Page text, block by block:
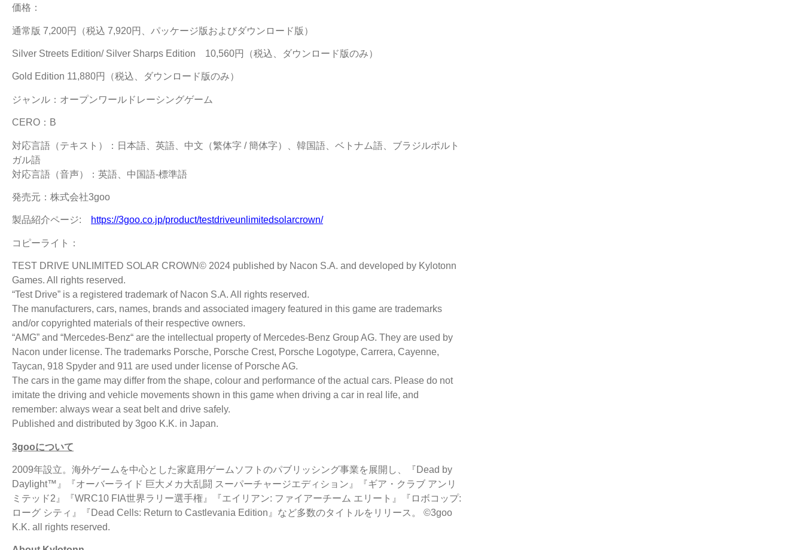
価格：
通常版 7,200円（税込 7,920円、パッケージ版およびダウンロード版）
Silver Streets Edition/ Silver Sharps Edition 10,560円（税込、ダウンロード版のみ）
Gold Edition 11,880円（税込、ダウンロード版のみ）
ジャンル：オープンワールドレーシングゲーム
CERO：B
対応言語（テキスト）：日本語、英語、中文（繁体字 / 簡体字）、韓国語、ベトナム語、ブラジルポルト
ガル語
対応言語（音声）：英語、中国語-標準語
発売元：株式会社3goo
製品紹介ページ: https://3goo.co.jp/product/testdriveunlimitedsolarcrown/
コピーライト：
TEST DRIVE UNLIMITED SOLAR CROWN© 2024 published by Nacon S.A. and developed by Kylotonn
Games. All rights reserved.
“Test Drive” is a registered trademark of Nacon S.A. All rights reserved.
The manufacturers, cars, names, brands and associated imagery featured in this game are trademarks
and/or copyrighted materials of their respective owners.
“AMG” and “Mercedes-Benz“ are the intellectual property of Mercedes-Benz Group AG. They are used by
Nacon under license. The trademarks Porsche, Porsche Crest, Porsche Logotype, Carrera, Cayenne,
Taycan, 918 Spyder and 911 are used under license of Porsche AG.
The cars in the game may differ from the shape, colour and performance of the actual cars. Please do not
imitate the driving and vehicle movements shown in this game when driving a car in real life, and
remember: always wear a seat belt and drive safely.
Published and distributed by 3goo K.K. in Japan.
3gooについて
2009年設立。海外ゲームを中心とした家庭用ゲームソフトのパブリッシング事業を展開し、『Dead by
Daylight™』『オーバーライド 巨大メカ大乱闘 スーパーチャージエディション』『ギア・クラブ アンリ
ミテッド2』『WRC10 FIA世界ラリー選手権』『エイリアン: ファイアーチーム エリート』『ロボコップ:
ローグ シティ』『Dead Cells: Return to Castlevania Edition』など多数のタイトルをリリース。 ©3goo
K.K. all rights reserved.